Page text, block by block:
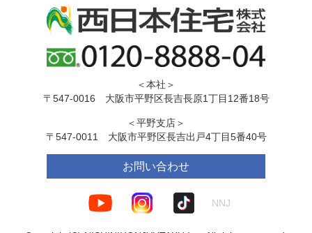
＜本社＞
〒547-0016 大阪市平野区長吉長原1丁目12番18号
＜平野支店＞
〒547-0011 大阪市平野区長吉出戸4丁目5番40号
お問い合わせ
NNJ